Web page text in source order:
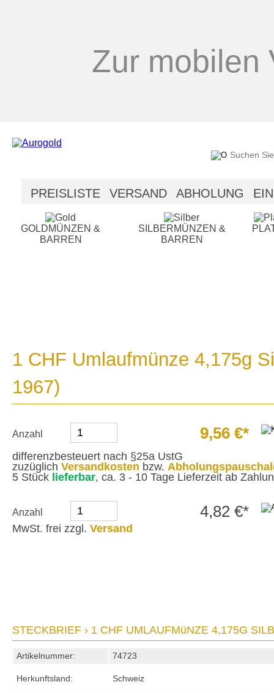
Zur mobilen
PREISLISTE VERSAND ABHOLUNG
GOLDMÜNZEN &
BARREN
SILBERMÜNZEN &
BARREN
1 CHF Umlaufmünze 4,175g
1967)
Anzahl 9,56 €*
differenzbesteuert nach §25a UstG
zuzüglich Versandkosten bzw.
5 Stück lieferbar, ca. 3 - 10 Tage Lieferzeit ab
Anzahl 4,82 €*
MwSt. frei zzgl. Versand
STECKBRIEF › 1 CHF UMLAUFMüNZE 4,175G
Artikelnummer: 74723
Herkunftsland: Schweiz